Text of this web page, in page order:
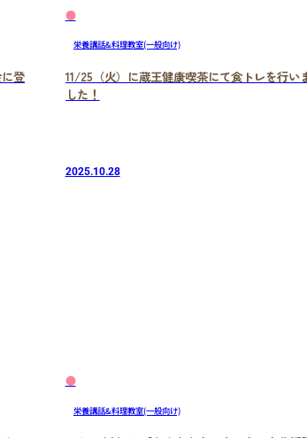
登
●
栄養講話&料理教室(一般向け)
11/25（火）に蔵王健康喫茶にて食トレを行い
した！
2025.10.28
●
栄養講話&料理教室(一般向け)